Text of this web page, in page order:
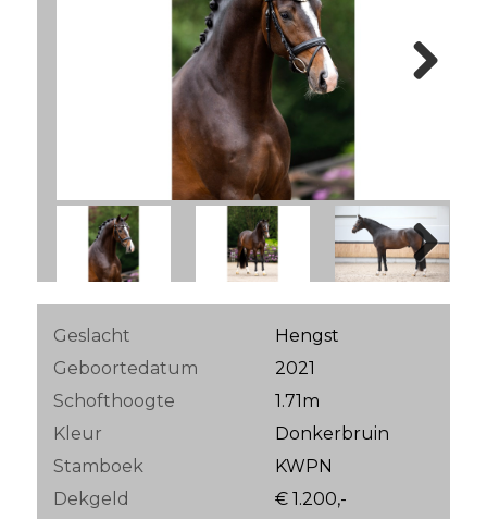
Geslacht
Hengst
Geboortedatum
2021
Schofthoogte
1.71m
Kleur
Donkerbruin
Stamboek
KWPN
Dekgeld
€ 1.200,-